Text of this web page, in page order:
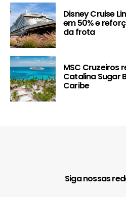
Disney Cruise
em 50% e
da frota
MSC Cruzeiros
Catalina Sugar
Caribe
Siga nossas